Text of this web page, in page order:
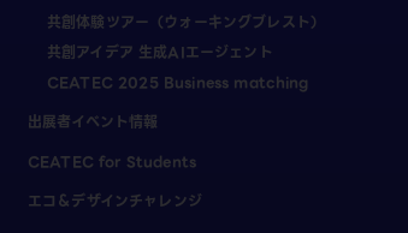
共創体験ツアー（ウォーキングブレスト）
共創アイデア 生成AIエージェント
CEATEC 2025 Business matching
出展者イベント情報
CEATEC for Students
エコ＆デザインチャレンジ